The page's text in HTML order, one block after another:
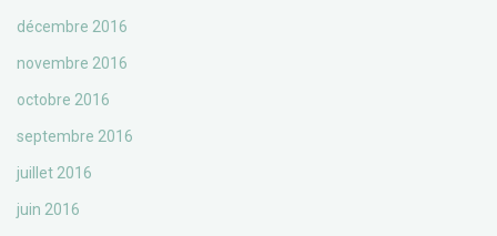
décembre 2016
novembre 2016
octobre 2016
septembre 2016
juillet 2016
juin 2016